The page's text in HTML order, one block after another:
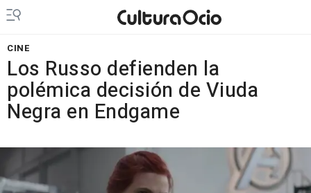
CINE
Los Russo defienden la
polémica decisión de Viuda
Negra en Endgame